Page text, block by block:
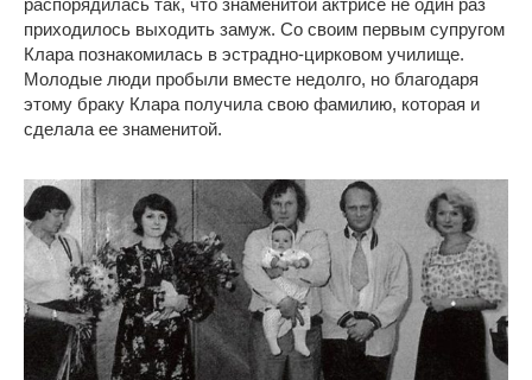
приходилось выходить замуж. Со своим первым супругом
Клара познакомилась в эстрадно-цирковом училище.
Молодые люди пробыли вместе недолго, но благодаря
этому браку Клара получила свою фамилию, которая и
сделала ее знаменитой.